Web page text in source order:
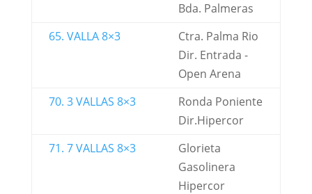
Bda. Palmeras
65. VALLA 8×3
Ctra. Palma Rio
Dir. Entrada -
Open Arena
70. 3 VALLAS 8×3
Ronda Poniente
Dir.Hipercor
71. 7 VALLAS 8×3
Glorieta
Gasolinera
Hipercor